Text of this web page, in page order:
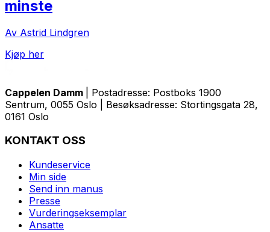
minste
Av Astrid Lindgren
Kjøp her
Cappelen Damm
| Postadresse: Postboks 1900
Sentrum, 0055 Oslo | Besøksadresse: Stortingsgata 28,
0161 Oslo
KONTAKT OSS
Kundeservice
Min side
Send inn manus
Presse
Vurderingseksemplar
Ansatte